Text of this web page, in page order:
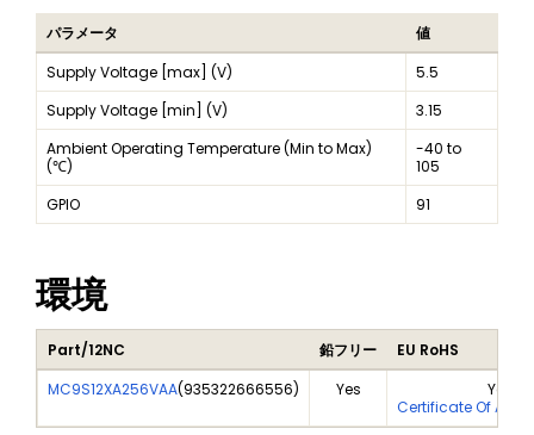
パラメータ
値
Supply Voltage [max] (V)
5.5
Supply Voltage [min] (V)
3.15
Ambient Operating Temperature (Min to Max)
(℃)
-40 to
105
GPIO
91
環境
Part/12NC 鉛フリー
EU RoHS
MC9S12XA256VAA(935322666556) Yes
Yes
Certificate Of